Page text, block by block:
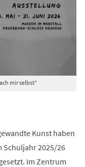
mir selbst"
Kunst haben
Schuljahr 2025/26
Im Zentrum